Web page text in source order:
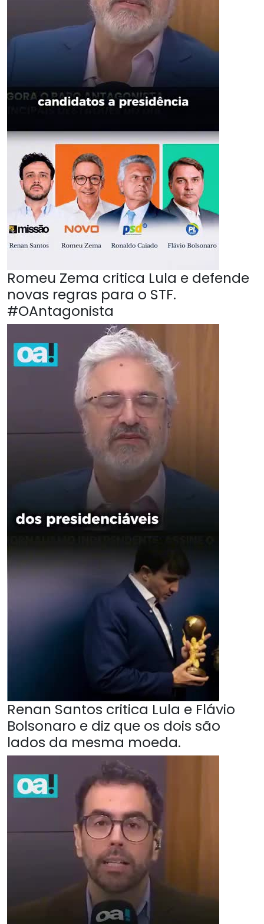
Romeu Zema critica Lula e defende
novas regras para o STF.
#OAntagonista
Renan Santos critica Lula e Flávio
Bolsonaro e diz que os dois são
lados da mesma moeda.